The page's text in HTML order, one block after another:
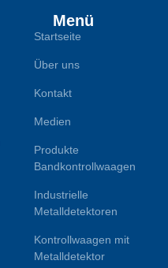
Menü
Startseite
Über uns
Kontakt
Medien
Produkte
Bandkontrollwaagen
Industrielle
Metalldetektoren
Kontrollwaagen mit
Metalldetektor